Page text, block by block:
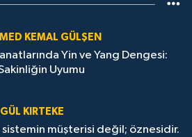
KEMAL GÜLŞEN
Yin ve Yang Dengesi:
Uyumu
KIRTEKE
sistemin müşterisi değil; öznesidir.